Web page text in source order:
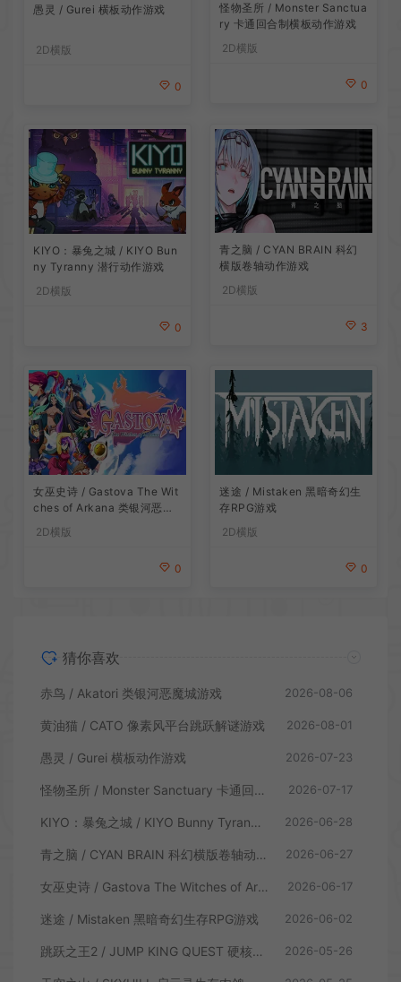
愚灵 / Gurei 横板动作游戏
2D横版
0
怪物圣所 / Monster Sanctua
ry 卡通回合制横板动作游戏
2D横版
0
KIYO：暴兔之城 / KIYO Bun
ny Tyranny 潜行动作游戏
2D横版
0
青之脑 / CYAN BRAIN 科幻
横版卷轴动作游戏
2D横版
3
女巫史诗 / Gastova The Wit
ches of Arkana 类银河恶魔
城动作游戏
2D横版
0
迷途 / Mistaken 黑暗奇幻生
存RPG游戏
2D横版
0
猜你喜欢
赤鸟 / Akatori 类银河恶魔城游戏 2026-08-06
黄油猫 / CATO 像素风平台跳跃解谜游戏 2026-08-01
愚灵 / Gurei 横板动作游戏 2026-07-23
怪物圣所 / Monster Sanctuary 卡通回合制横板动作游戏 2026-07-17
KIYO：暴兔之城 / KIYO Bunny Tyranny 潜行动作游戏 2026-06-28
青之脑 / CYAN BRAIN 科幻横版卷轴动作游戏 2026-06-27
女巫史诗 / Gastova The Witches of Arkana 类银河恶魔城动作游戏 2026-06-17
迷途 / Mistaken 黑暗奇幻生存RPG游戏 2026-06-02
跳跃之王2 / JUMP KING QUEST 硬核横板跳跃游戏 2026-05-26